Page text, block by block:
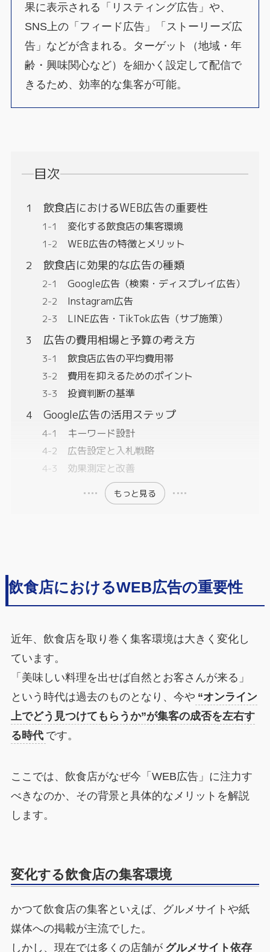
果に表示される「リスティング広告」や、
SNS上の「フィード広告」「ストーリーズ広
告」などが含まれる。ターゲット（地域・年
齢・興味関心など）を細かく設定して配信で
きるため、効率的な集客が可能。
目次
飲食店におけるWEB広告の重要性
変化する飲食店の集客環境
WEB広告の特徴とメリット
飲食店に効果的な広告の種類
Google広告（検索・ディスプレイ広告）
Instagram広告
LINE広告・TikTok広告（サブ施策）
広告の費用相場と予算の考え方
飲食店広告の平均費用帯
費用を抑えるためのポイント
投資判断の基準
Google広告の活用ステップ
キーワード設計
広告設定と入札戦略
効果測定と改善
もっと見る
飲食店におけるWEB広告の重要性
近年、飲食店を取り巻く集客環境は大きく変化し
ています。
「美味しい料理を出せば自然とお客さんが来る」
という時代は過去のものとなり、今や “オンライン
上でどう見つけてもらうか”が集客の成否を左右す
る時代 です。
ここでは、飲食店がなぜ今「WEB広告」に注力す
べきなのか、その背景と具体的なメリットを解説
します。
変化する飲食店の集客環境
かつて飲食店の集客といえば、グルメサイトや紙
媒体への掲載が主流でした。
しかし、現在では多くの店舗が グルメサイト依存